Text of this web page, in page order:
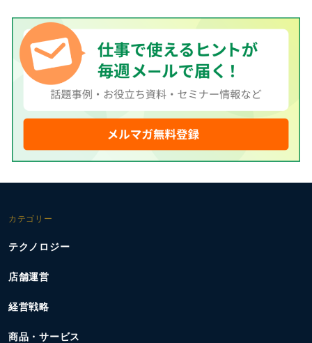
カテゴリー
テクノロジー
店舗運営
経営戦略
商品・サービス